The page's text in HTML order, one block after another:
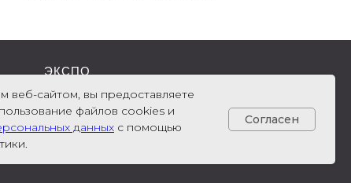
веб-сайтом, вы предоставляете
файлов cookies и
данных с помощью
Согласен
ЭКСПО